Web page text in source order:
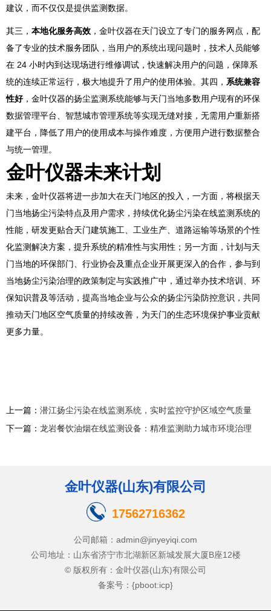
建议，而不仅仅是提供监测数据。
其三， 本地化服务高效 ，金叶仪器在天门设立了专门的服务网点，配
备了专业的技术服务团队，当用户的系统出现问题时，技术人员能够
在 24 小时内到达现场进行维修调试，快速解决用户的问题，保障系
统的连续正常运行，极大地提升了用户的使用体验。其四， 系统兼容
性好，金叶仪器的扬尘监测系统能够与天门当地多数用户现有的环保
数据管理平台、智慧城市管理系统等实现无缝对接，无需用户重新搭
建平台，降低了用户的使用成本与操作难度，方便用户进行数据整合
与统一管理。
金叶仪器未来计划
未来，金叶仪器将进一步加大在天门地区的投入，一方面，将根据天
门当地扬尘污染特点及用户需求，持续优化扬尘污染在线监测系统的
性能，研发更贴合天门建筑施工、工业生产、道路运输等场景的个性
化监测解决方案，提升系统的精准性与实用性；另一方面，计划与天
门当地的环保部门、行业协会及重点企业开展更深入的合作，参与到
当地扬尘污染治理的政策制定与实践推广中，通过举办技术培训、环
保知识普及等活动，提高当地企业与公众的扬尘污染防控意识，共同
推动天门地区空气质量的持续改善，为天门的生态环境保护事业贡献
更多力量。
上一篇： 潜江扬尘污染在线监测系统，实时监控守护区域空气质量
下一篇： 龙岩餐饮油烟在线监测设备：精准监测助力城市环境治理
金叶仪器(山东)有限公司
17562716362
公司邮箱：admin@jinyeyiqi.com
公司地址：山东省济宁市北湖新区新城发展大厦B座12楼
© 版权所有：金叶仪器(山东)有限公司
备案号：{pboot:icp}